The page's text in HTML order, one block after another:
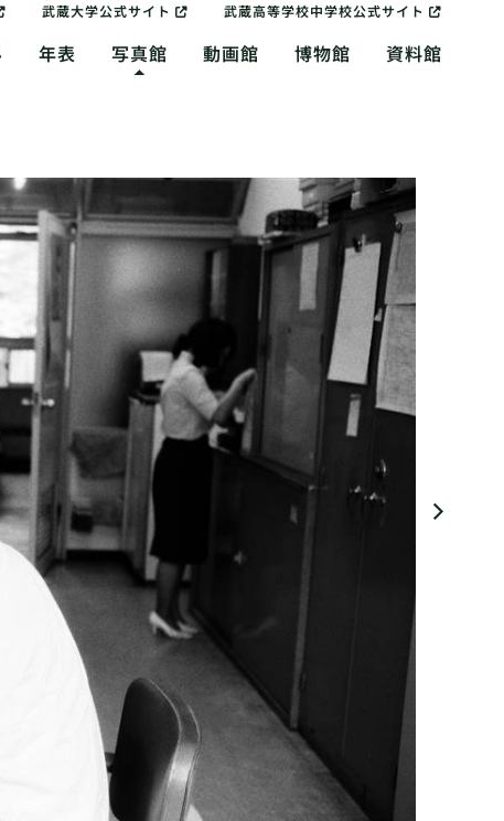
武蔵大学公式サイト 武蔵高等学校中学校公式サイト
年表 写真館 動画館 博物館 資料館